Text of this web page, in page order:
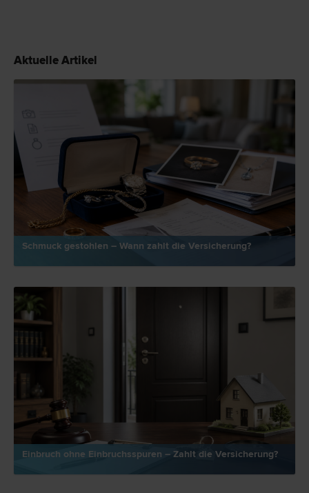
Aktuelle Artikel
Schmuck gestohlen – Wann zahlt die Versicherung?
Einbruch ohne Einbruchsspuren – Zahlt die Versicherung?